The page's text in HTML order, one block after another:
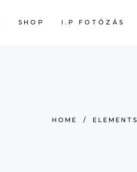
SHOP I.P FOTÓZÁS
HOME / ELEMENTS